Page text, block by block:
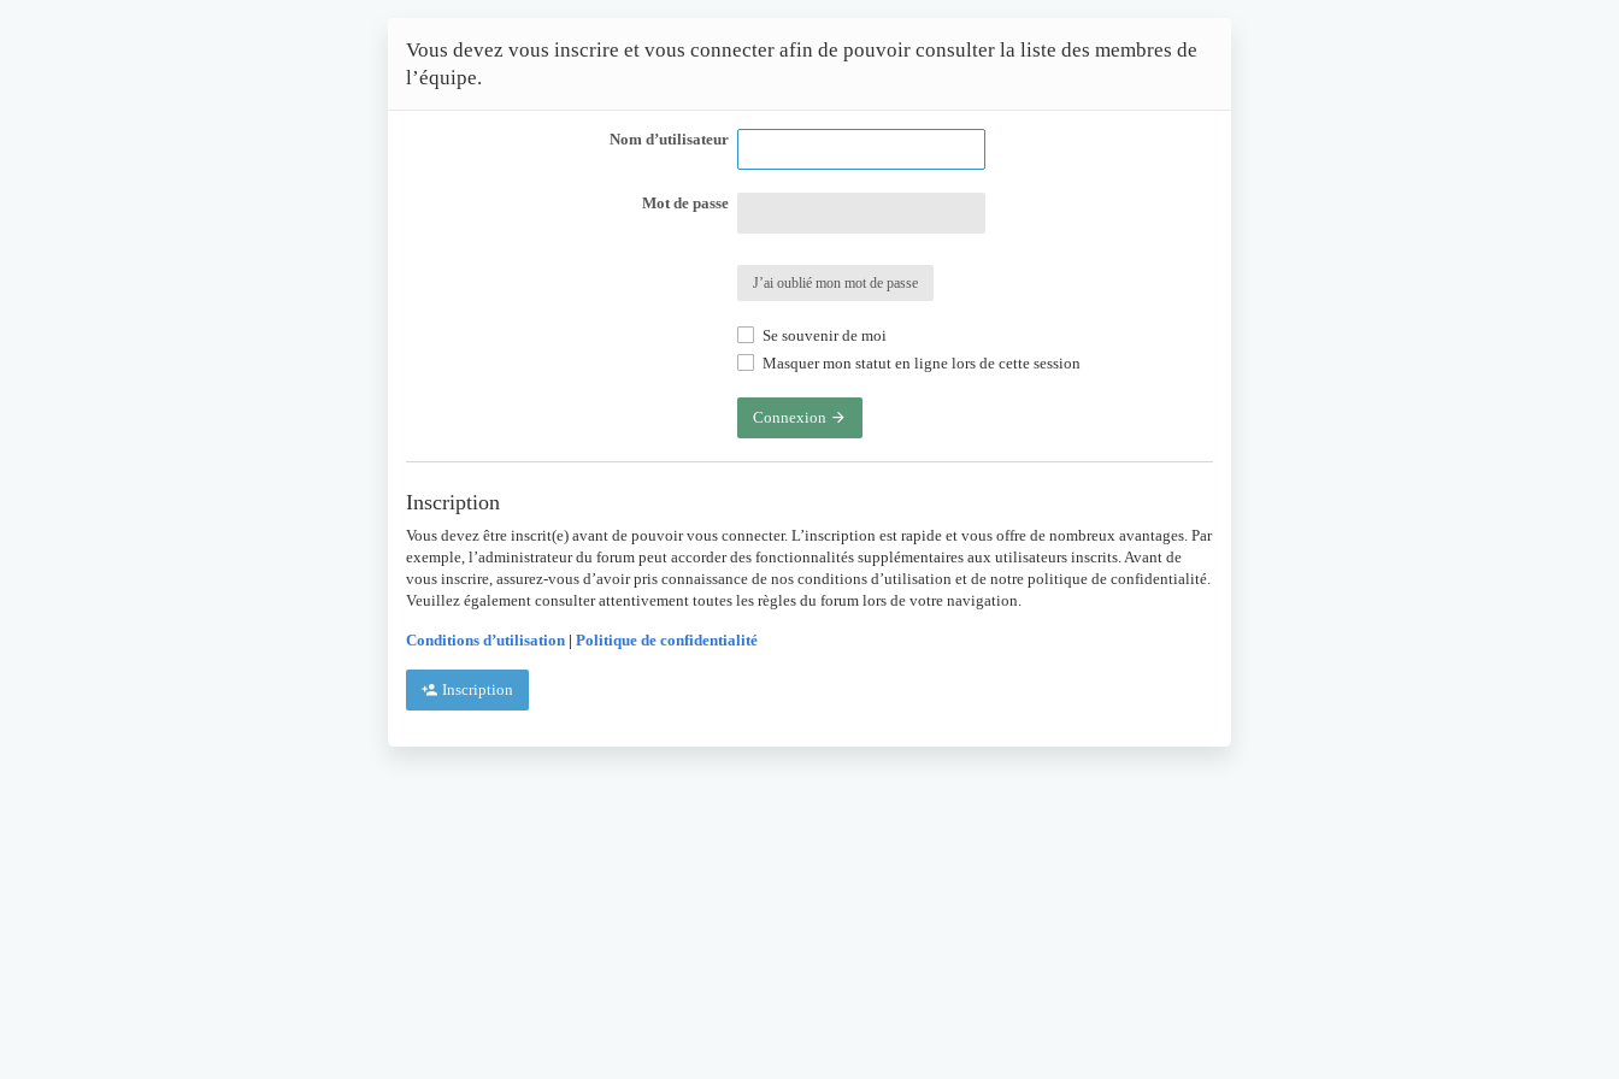
Vous devez vous inscrire et vous connecter afin de pouvoir consulter la liste des membres de
l’équipe.
Nom d’utilisateur
Mot de passe
J’ai oublié mon mot de passe
Se souvenir de moi
Masquer mon statut en ligne lors de cette session
Connexion
Inscription
Vous devez être inscrit(e) avant de pouvoir vous connecter. L’inscription est rapide et vous offre de nombreux avantages. Par
exemple, l’administrateur du forum peut accorder des fonctionnalités supplémentaires aux utilisateurs inscrits. Avant de
vous inscrire, assurez-vous d’avoir pris connaissance de nos conditions d’utilisation et de notre politique de confidentialité.
Veuillez également consulter attentivement toutes les règles du forum lors de votre navigation.
Conditions d’utilisation | Politique de confidentialité
Inscription